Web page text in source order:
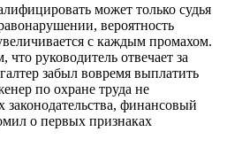
может только судья
вероятность
с каждым промахом.
что руководитель отвечает за
забыл вовремя выплатить
по охране труда не
финансовый
о первых признаках